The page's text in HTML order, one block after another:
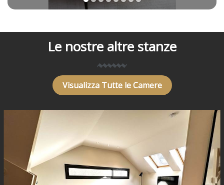
Le nostre altre stanze
Visualizza Tutte le Camere